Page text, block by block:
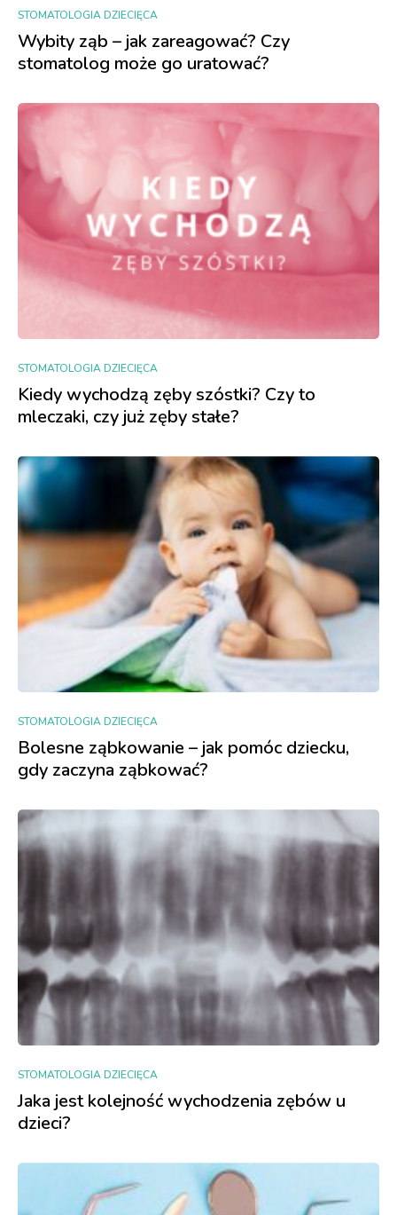
STOMATOLOGIA DZIECIĘCA
Wybity ząb – jak zareagować? Czy
stomatolog może go uratować?
STOMATOLOGIA DZIECIĘCA
Kiedy wychodzą zęby szóstki? Czy to
mleczaki, czy już zęby stałe?
STOMATOLOGIA DZIECIĘCA
Bolesne ząbkowanie – jak pomóc dziecku,
gdy zaczyna ząbkować?
STOMATOLOGIA DZIECIĘCA
Jaka jest kolejność wychodzenia zębów u
dzieci?